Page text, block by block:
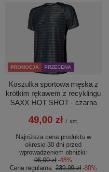
PROMOCJA PRZECENA
Koszulka sportowa męska z
krótkim rękawem z recyklingu
SAXX HOT SHOT - czarna
49,00 zł / szt.
Najniższa cena produktu w
okresie 30 dni przed
wprowadzeniem obniżki:
96,00 zł -48%
Cena regularna: 239,99 zł -80%